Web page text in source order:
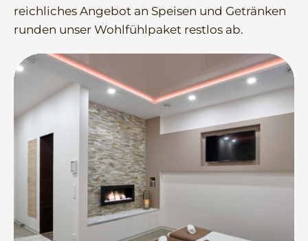
reichliches Angebot an Speisen und Getränken
runden unser Wohlfühlpaket restlos ab.